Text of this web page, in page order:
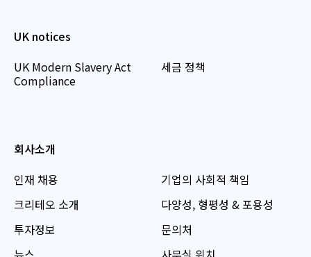
UK notices
UK Modern Slavery Act
Compliance
세금 정책
회사소개
인재 채용
크리테오 소개
투자정보
기업의 사회적 책임
다양성, 형평성 & 포용성
문의처